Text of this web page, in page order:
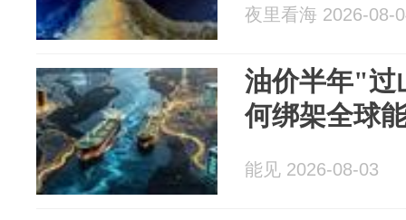
夜里看海 2026-08-
油价半年"过
何绑架全球
能见 2026-08-03